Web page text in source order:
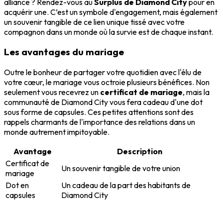
acquérir une. C’est un symbole d'engagement, mais également
un souvenir tangible de ce lien unique tissé avec votre
compagnon dans un monde où la survie est de chaque instant.
Les avantages du mariage
Outre le bonheur de partager votre quotidien avec l'élu de
votre cœur, le mariage vous octroie plusieurs bénéfices. Non
seulement vous recevrez un certificat de mariage, mais la
communauté de Diamond City vous fera cadeau d'une dot
sous forme de capsules. Ces petites attentions sont des
rappels charmants de l'importance des relations dans un
monde autrement impitoyable.
Avantage
Description
Certificat de
mariage
Un souvenir tangible de votre union
Dot en
capsules
Un cadeau de la part des habitants de
Diamond City